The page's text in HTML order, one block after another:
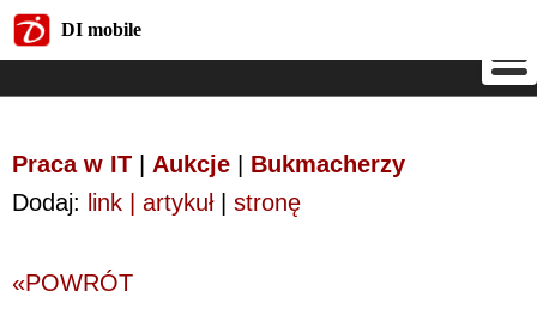
DI mobile
Praca w IT Aukcje
Bukmacherzy
Dodaj: link | artykuł| stronę
«POWRÓT
DI mobile